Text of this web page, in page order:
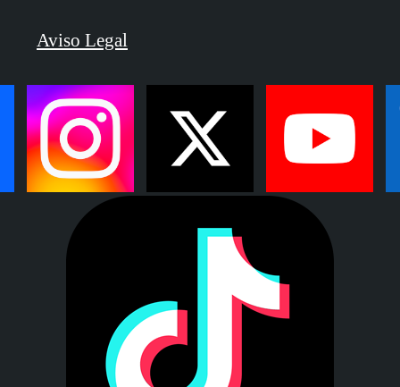
Aviso Legal